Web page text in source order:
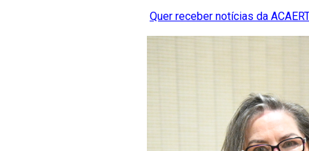
Quer receber notícias da